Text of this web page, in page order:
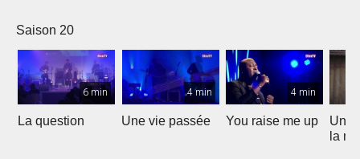
Saison 20
6 min
La question
4 min
Une vie passée
4 min
You raise me up
Une
la